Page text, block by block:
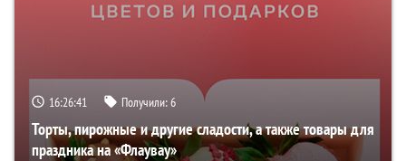
16:26:40 Получили:6
Торты, пирожные и другие сладости, а также товары для
праздника на «Флаувау»